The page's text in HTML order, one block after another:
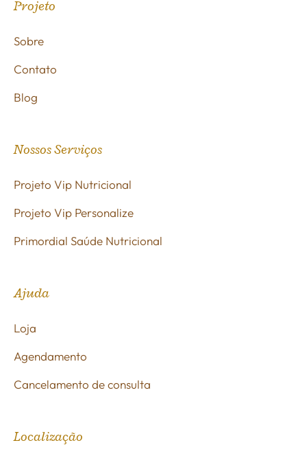
Projeto
Sobre
Contato
Blog
Nossos Serviços
Projeto Vip Nutricional
Projeto Vip Personalize
Primordial Saúde Nutricional
Ajuda
Loja
Agendamento
Cancelamento de consulta
Localização